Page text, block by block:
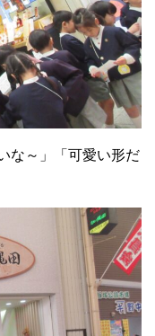
な～」「可愛い形だ